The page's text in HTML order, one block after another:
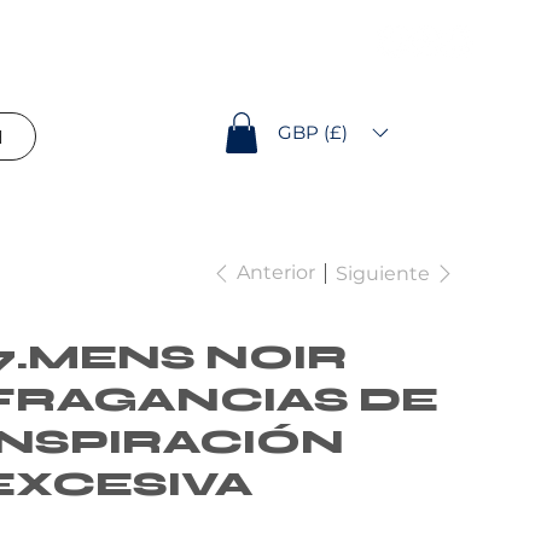
GBP (£)
Anterior Siguiente
NOIR
DE